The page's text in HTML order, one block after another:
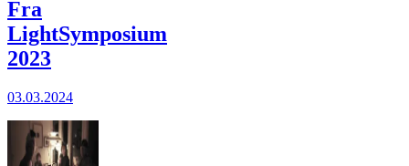
Fra
LightSymposium
2023
03.03.2024